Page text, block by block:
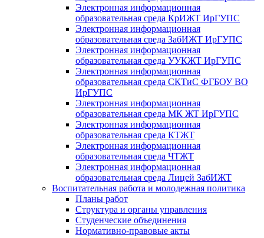
Электронная информационная
образовательная среда КрИЖТ ИрГУПС
Электронная информационная
образовательная среда ЗабИЖТ ИрГУПС
Электронная информационная
образовательная среда УУКЖТ ИрГУПС
Электронная информационная
образовательная среда СКТиС ФГБОУ ВО
ИрГУПС
Электронная информационная
образовательная среда МК ЖТ ИрГУПС
Электронная информационная
образовательная среда КТЖТ
Электронная информационная
образовательная среда ЧТЖТ
Электронная информационная
образовательная среда Лицей ЗабИЖТ
Воспитательная работа и молодежная политика
Планы работ
Структура и органы управления
Студенческие объединения
Нормативно-правовые акты